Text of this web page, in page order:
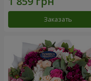
Заказать